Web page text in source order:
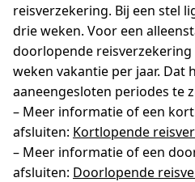
reisverzekering. Bij een stel
drie weken. Voor een
doorlopende
weken vakantie per jaar. Dat
aaneengesloten periodes te
– Meer informatie of een
afsluiten: Kortlopende
– Meer informatie of een
afsluiten: Doorlopende